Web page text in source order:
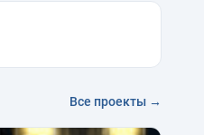
Все проекты →